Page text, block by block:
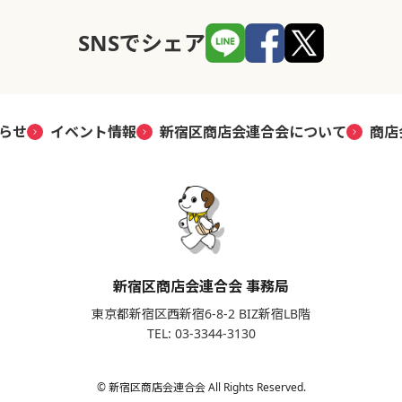
SNSでシェア
せ イベント情報 新宿区商店会連合会について 商
新宿区商店会連合会 事務局
東京都新宿区西新宿6-8-2 BIZ新宿LB階
TEL: 03-3344-3130
© 新宿区商店会連合会 All Rights Reserved.